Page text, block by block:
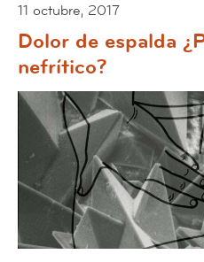
11 octubre, 2017
Dolor de espalda
nefrítico?